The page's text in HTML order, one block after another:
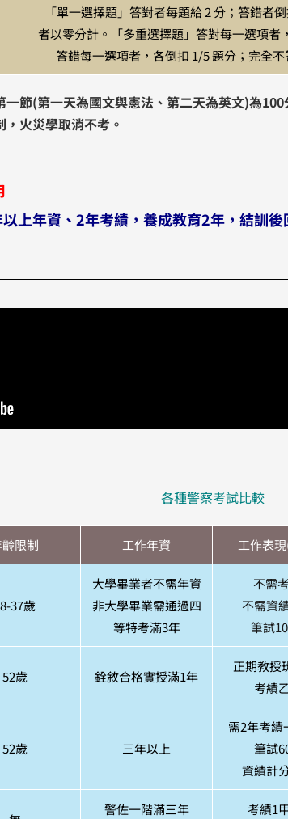
「單一選擇題」答對者每題給 2 分；答錯者
者以零分計。「多重選擇題」答對每一選項者
答錯每一選項者，各倒扣 1/5 題分；完全不
節(第一天為國文與憲法、第二天為英文)為100
，火災學取消不考。
上年資、2年考績，養成教育2年，結訓
各種警察考試比較
限制 工作年資 工作表
37歲
大學畢業者不需年資
非大學畢業需通過四
等特考滿3年
不需
不需資
筆試
52歲 銓敘合格實授滿1年
正期教授
考績
52歲 三年以上
需2年考績
筆試
資績計
警佐一階滿三年 考績1